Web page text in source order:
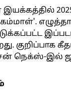
இயக்கத்தில்
கீதா
நெக்ஸ்-இல்